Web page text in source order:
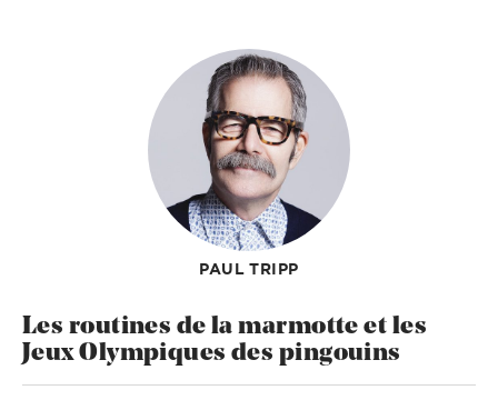
PAUL TRIPP
Les routines de la marmotte et les
Jeux Olympiques des pingouins